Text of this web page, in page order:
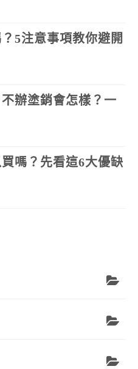
5注意事項教你避開
辦塗銷會怎樣？一
嗎？先看這6大優缺